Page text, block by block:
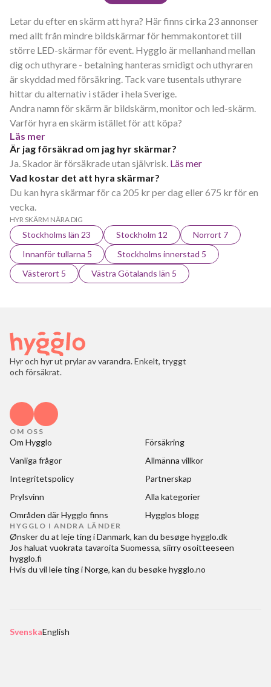
Letar du efter en skärm att hyra? Här finns cirka 23 annonser
med allt från mindre bildskärmar för hemmakontoret till
större LED-skärmar för event. Hygglo är mellanhand mellan
dig och uthyrare - betalning hanteras smidigt och uthyraren
är skyddad med försäkring. Tack vare tusentals uthyrare
hittar du alternativ i städer i hela Sverige.
Andra namn för skärm är bildskärm, monitor och led-skärm.
Varför hyra en skärm istället för att köpa?
Läs mer
Är jag försäkrad om jag hyr skärmar?
Ja. Skador är försäkrade utan självrisk. Läs mer
Vad kostar det att hyra skärmar?
Du kan hyra skärmar för ca 205 kr per dag eller 675 kr för en
vecka.
HYR SKÄRM NÄRA DIG
Stockholms län 23 Stockholm 12
Norrort 7
Innanför tullarna 5
Stockholms innerstad 5
Västerort 5
Västra Götalands län 5
Hyr och hyr ut prylar av varandra. Enkelt, tryggt
och försäkrat.
OM OSS
Om Hygglo
Försäkring
Vanliga frågor
Allmänna villkor
Integritetspolicy
Partnerskap
Prylsvinn
Alla kategorier
Områden där Hygglo finns
Hygglos blogg
HYGGLO I ANDRA LÄNDER
Ønsker du at leje ting i Danmark, kan du besøgehygglo.dk
Jos haluat vuokrata tavaroita Suomessa, siirry osoitteeseen
hygglo.fi
Hvis du vil leie ting i Norge, kan du besøkehygglo.no
SvenskaEnglish